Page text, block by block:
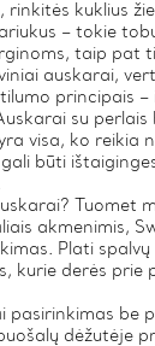
rinkitės kuklius
– tokie
taip pat
auskarai,
principais –
su
visa, ko reikia
būti
Tuomet
akmenimis,
Plati
kurie derės prie
pasirinkimas be
dėžutėje